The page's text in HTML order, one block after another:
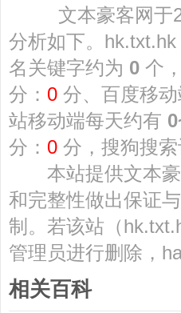
文本豪客网于
分析如下。hk.txt.hk
名关键字约为 0 个
分： 0 分、百度移
站移动端每天约有
分： 0 分，搜狗搜索
本站提供文本豪
和完整性做出保证
制。若该站（
管理员进行删除，
相关百科